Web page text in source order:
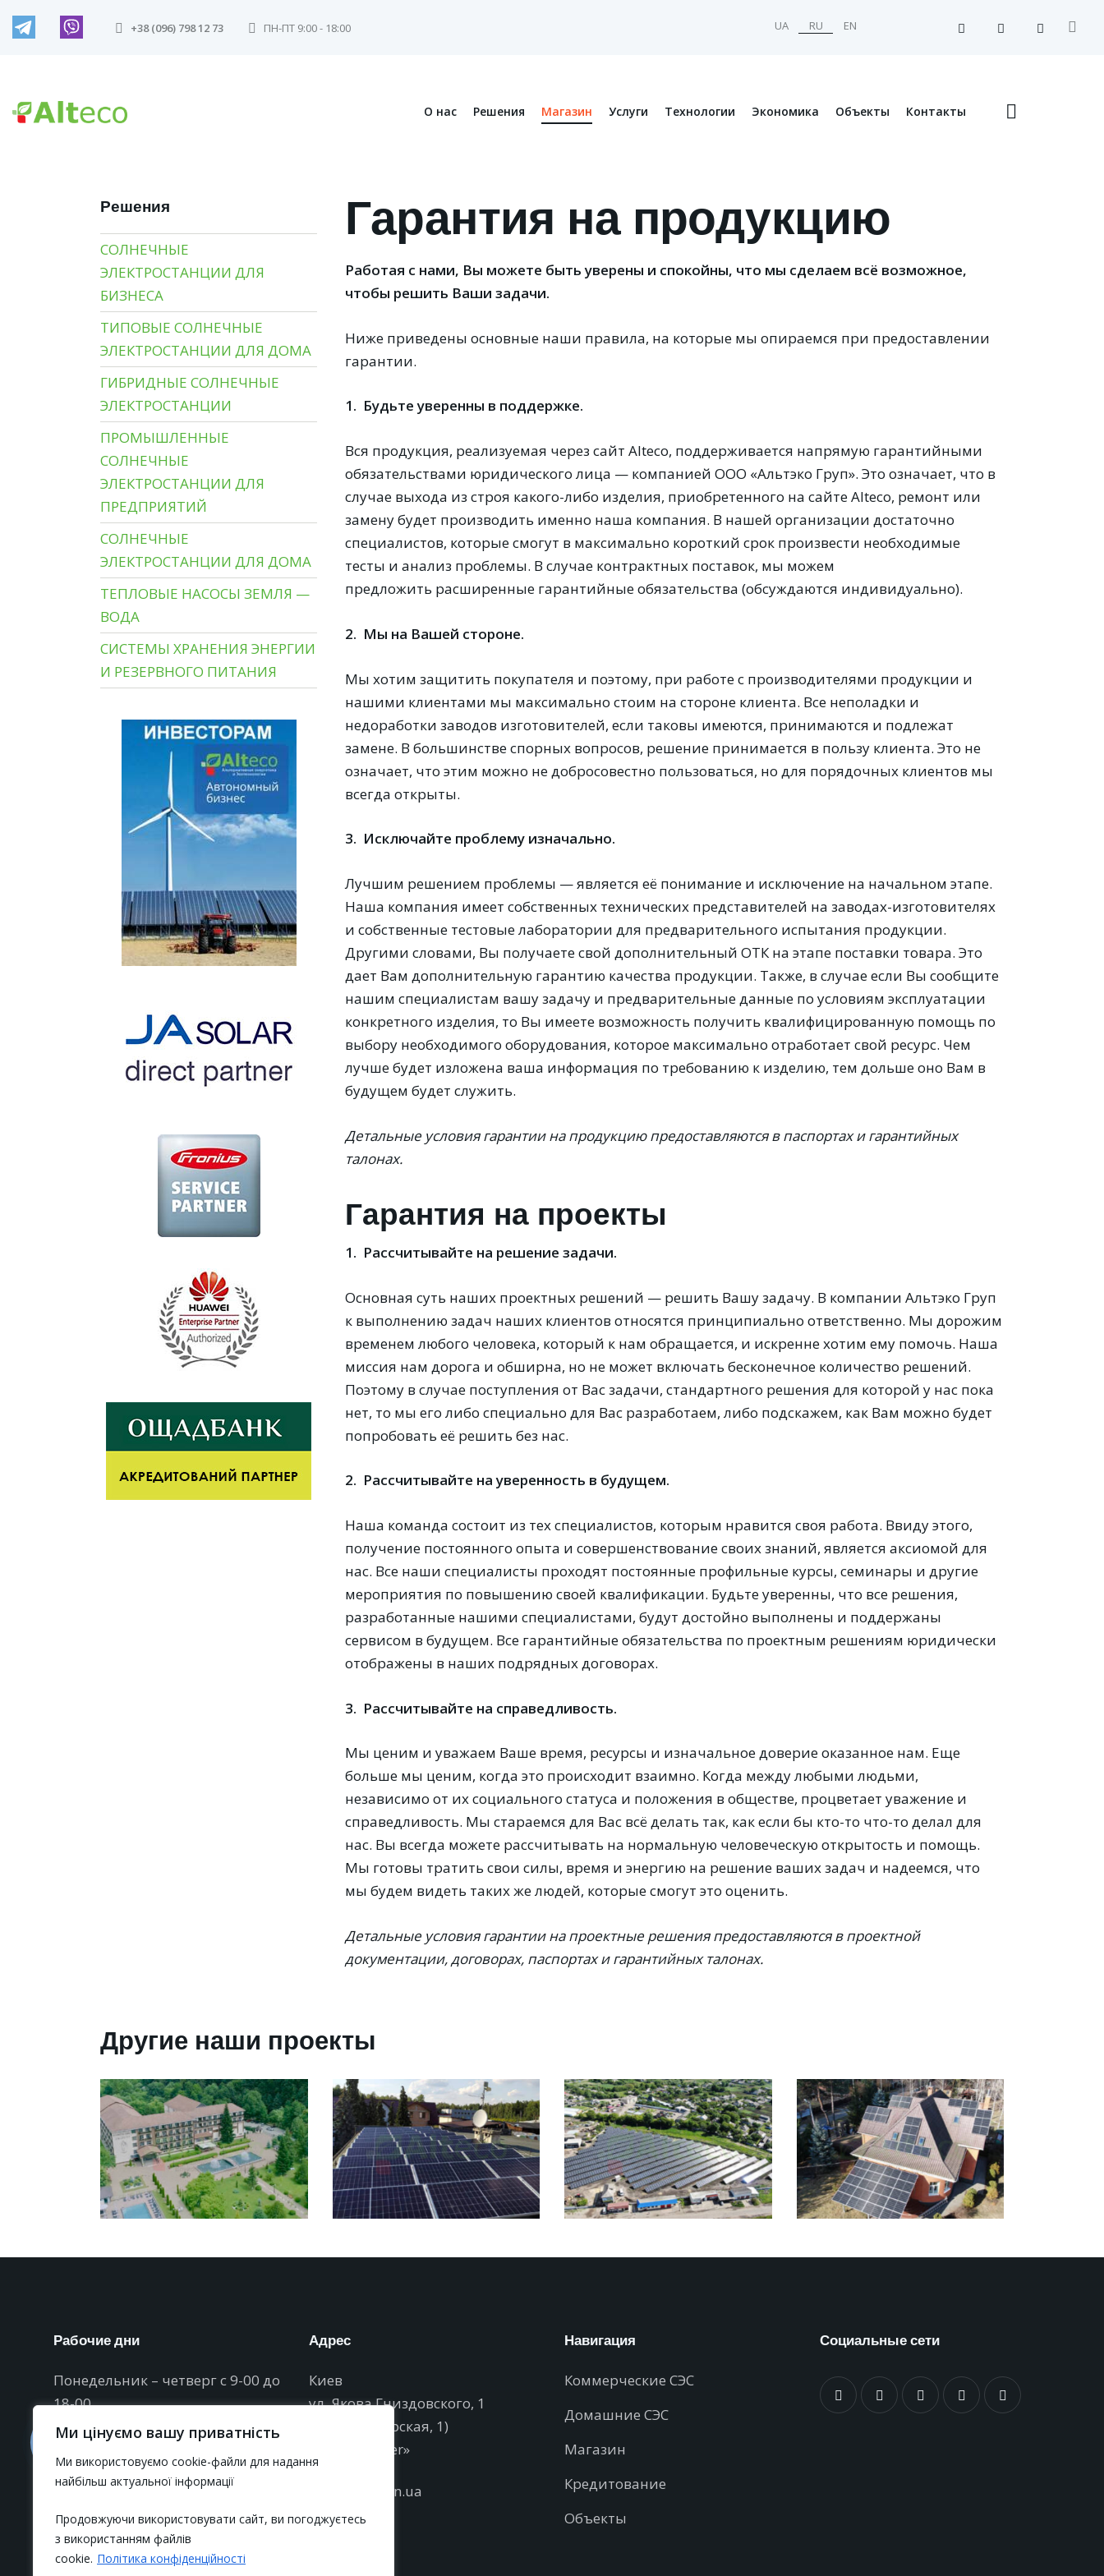
Ми цінуємо вашу приватність
Ми використовуємо cookie-файли для надання
найбільш актуальної інформації
Продовжуючи використовувати сайт, ви погоджуєтесь
з використанням файлів
cookie. Політика конфіденційності
+38 (096) 798 12 73 ПН-ПТ 9:00 - 18:00 UA RU EN
О нас Решения Магазин Услуги Технологии Экономика Объекты Контакты
Гарантия на продукцию
Работая с нами, Вы можете быть уверены и спокойны, что мы сделаем всё возможное,
чтобы решить Ваши задачи.
Ниже приведены основные наши правила, на которые мы опираемся при предоставлении
гарантии.
1. Будьте уверенны в поддержке.
Вся продукция, реализуемая через сайт Alteco, поддерживается напрямую гарантийными
обязательствами юридического лица — компанией ООО «Альтэко Груп». Это означает, что в
случае выхода из строя какого-либо изделия, приобретенного на сайте Alteco, ремонт или
замену будет производить именно наша компания. В нашей организации достаточно
специалистов, которые смогут в максимально короткий срок произвести необходимые
тесты и анализ проблемы. В случае контрактных поставок, мы можем
предложить расширенные гарантийные обязательства (обсуждаются индивидуально).
2. Мы на Вашей стороне.
Мы хотим защитить покупателя и поэтому, при работе с производителями продукции и
нашими клиентами мы максимально стоим на стороне клиента. Все неполадки и
недоработки заводов изготовителей, если таковы имеются, принимаются и подлежат
замене. В большинстве спорных вопросов, решение принимается в пользу клиента. Это не
означает, что этим можно не добросовестно пользоваться, но для порядочных клиентов мы
всегда открыты.
3. Исключайте проблему изначально.
Лучшим решением проблемы — является её понимание и исключение на начальном этапе.
Наша компания имеет собственных технических представителей на заводах-изготовителях
и собственные тестовые лаборатории для предварительного испытания продукции.
Другими словами, Вы получаете свой дополнительный ОТК на этапе поставки товара. Это
дает Вам дополнительную гарантию качества продукции. Также, в случае если Вы сообщите
нашим специалистам вашу задачу и предварительные данные по условиям эксплуатации
конкретного изделия, то Вы имеете возможность получить квалифицированную помощь по
выбору необходимого оборудования, которое максимально отработает свой ресурс. Чем
лучше будет изложена ваша информация по требованию к изделию, тем дольше оно Вам в
будущем будет служить.
Детальные условия гарантии на продукцию предоставляются в паспортах и гарантийных
талонах.
Гарантия на проекты
1. Рассчитывайте на решение задачи.
Основная суть наших проектных решений — решить Вашу задачу. В компании Альтэко Груп
к выполнению задач наших клиентов относятся принципиально ответственно. Мы дорожим
временем любого человека, который к нам обращается, и искренне хотим ему помочь. Наша
миссия нам дорога и обширна, но не может включать бесконечное количество решений.
Поэтому в случае поступления от Вас задачи, стандартного решения для которой у нас пока
нет, то мы его либо специально для Вас разработаем, либо подскажем, как Вам можно будет
попробовать её решить без нас.
2. Рассчитывайте на уверенность в будущем.
Наша команда состоит из тех специалистов, которым нравится своя работа. Ввиду этого,
получение постоянного опыта и совершенствование своих знаний, является аксиомой для
нас. Все наши специалисты проходят постоянные профильные курсы, семинары и другие
мероприятия по повышению своей квалификации. Будьте уверенны, что все решения,
разработанные нашими специалистами, будут достойно выполнены и поддержаны
сервисом в будущем. Все гарантийные обязательства по проектным решениям юридически
отображены в наших подрядных договорах.
3. Рассчитывайте на справедливость.
Мы ценим и уважаем Ваше время, ресурсы и изначальное доверие оказанное нам. Еще
больше мы ценим, когда это происходит взаимно. Когда между любыми людьми,
независимо от их социального статуса и положения в обществе, процветает уважение и
справедливость. Мы стараемся для Вас всё делать так, как если бы кто-то что-то делал для
нас. Вы всегда можете рассчитывать на нормальную человеческую открытость и помощь.
Мы готовы тратить свои силы, время и энергию на решение ваших задач и надеемся, что
мы будем видеть таких же людей, которые смогут это оценить.
Детальные условия гарантии на проектные решения предоставляются в проектной
документации, договорах, паспортах и гарантийных талонах.
Решения
СОЛНЕЧНЫЕ
ЭЛЕКТРОСТАНЦИИ ДЛЯ
БИЗНЕСА
ТИПОВЫЕ СОЛНЕЧНЫЕ
ЭЛЕКТРОСТАНЦИИ ДЛЯ ДОМА
ГИБРИДНЫЕ СОЛНЕЧНЫЕ
ЭЛЕКТРОСТАНЦИИ
ПРОМЫШЛЕННЫЕ
СОЛНЕЧНЫЕ
ЭЛЕКТРОСТАНЦИИ ДЛЯ
ПРЕДПРИЯТИЙ
СОЛНЕЧНЫЕ
ЭЛЕКТРОСТАНЦИИ ДЛЯ ДОМА
ТЕПЛОВЫЕ НАСОСЫ ЗЕМЛЯ —
ВОДА
СИСТЕМЫ ХРАНЕНИЯ ЭНЕРГИИ
И РЕЗЕРВНОГО ПИТАНИЯ
Другие наши проекты
Рабочие дни
Понедельник – четверг с 9-00 до
18-00
Пятница с 9-00 до 17-00
Выходные: суббота, воскресенье
Адрес
Киев
ул. Якова Гниздовского, 1
(Магнитогорская, 1)
БЦ «Fimcenter»
info@alteco.in.ua
Навигация
Коммерческие СЭС
Домашние СЭС
Магазин
Кредитование
Объекты
Социальные сети